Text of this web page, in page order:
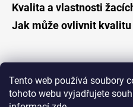
Tento web používá soubory
tohoto webu vyjadřujete
Kvalita a vlastnosti
Jak může ovlivnit